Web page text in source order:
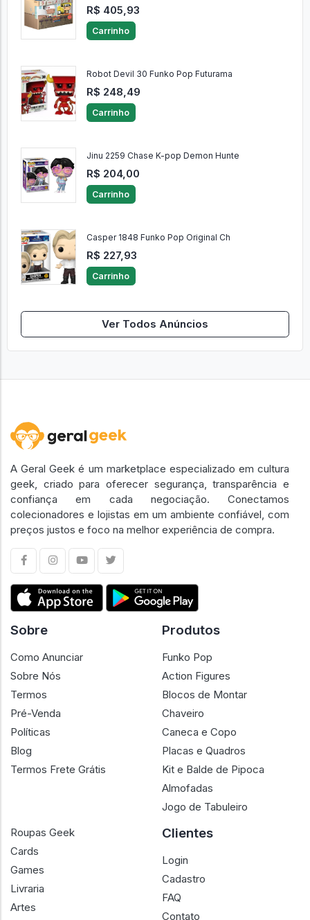
R$ 405,93
Carrinho
Robot Devil 30 Funko Pop Futurama
R$ 248,49
Carrinho
Jinu 2259 Chase K-pop Demon Hunte
R$ 204,00
Carrinho
Casper 1848 Funko Pop Original Ch
R$ 227,93
Carrinho
Ver Todos Anúncios
A Geral Geek é um marketplace especializado em cultura
geek, criado para oferecer segurança, transparência e
confiança em cada negociação. Conectamos
colecionadores e lojistas em um ambiente confiável, com
preços justos e foco na melhor experiência de compra.
Sobre
Como Anunciar
Sobre Nós
Termos
Pré-Venda
Políticas
Blog
Termos Frete Grátis
Produtos
Funko Pop
Action Figures
Blocos de Montar
Chaveiro
Caneca e Copo
Placas e Quadros
Kit e Balde de Pipoca
Almofadas
Jogo de Tabuleiro
Roupas Geek
Cards
Games
Livraria
Artes
Clientes
Login
Cadastro
FAQ
Contato